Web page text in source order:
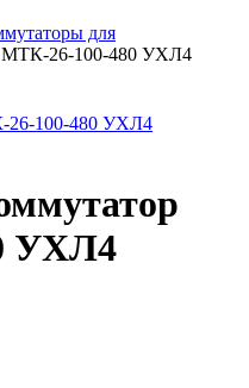
для
МТК-26-100-480 УХЛ4
УХЛ4